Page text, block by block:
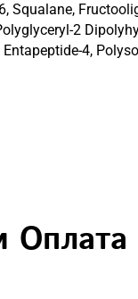
2
4,
Оплата